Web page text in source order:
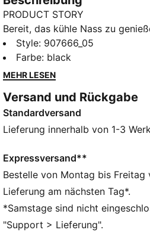
PRODUCT STORY
Bereit, das kühle Nass zu
Triangle Bikini-Top. Das
Oberteil ist ideal für Mix &
Unterteilen.
Chlorfestigkeit für Langlebigkeit
UV-Schutz 50+
DETAILS
Chlorresistent, für eine lange
Gewebes
Herausnehmbare Cups
Weiches, strapazierfähiges
Komplett gefüttert
80% Polyamid, 20% Elasthan
Style: 907666_05
Farbe: black
MEHR LESEN
Versand und Rückgabe
Standardversand
Lieferung innerhalb von 1-3
Expressversand**
Bestelle von Montag bis Freitag
Lieferung am nächsten Tag*.
*Samstage sind nicht
"Support > Lieferung".